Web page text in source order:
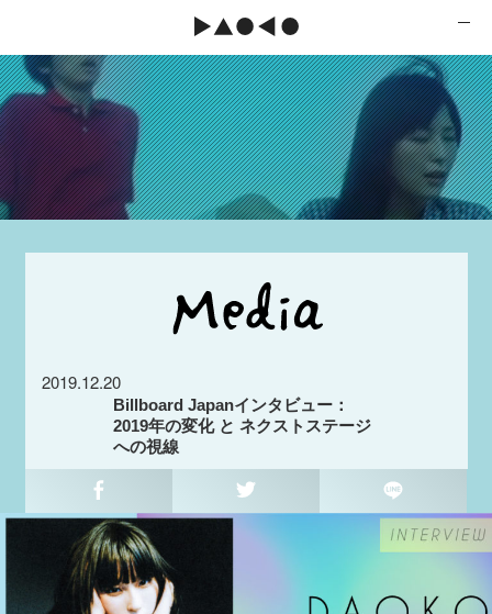
2019.12.20
Billboard Japanインタビュー：
2019年の変化 と ネクストステージ
への視線